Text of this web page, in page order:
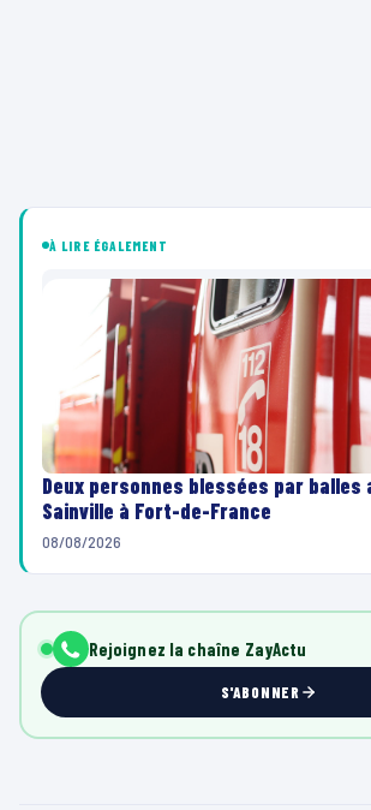
À LIRE ÉGALEMENT
Deux personnes blessées par balles
Sainville à Fort-de-France
08/08/2026
Rejoignez la chaîne ZayActu
S'ABONNER